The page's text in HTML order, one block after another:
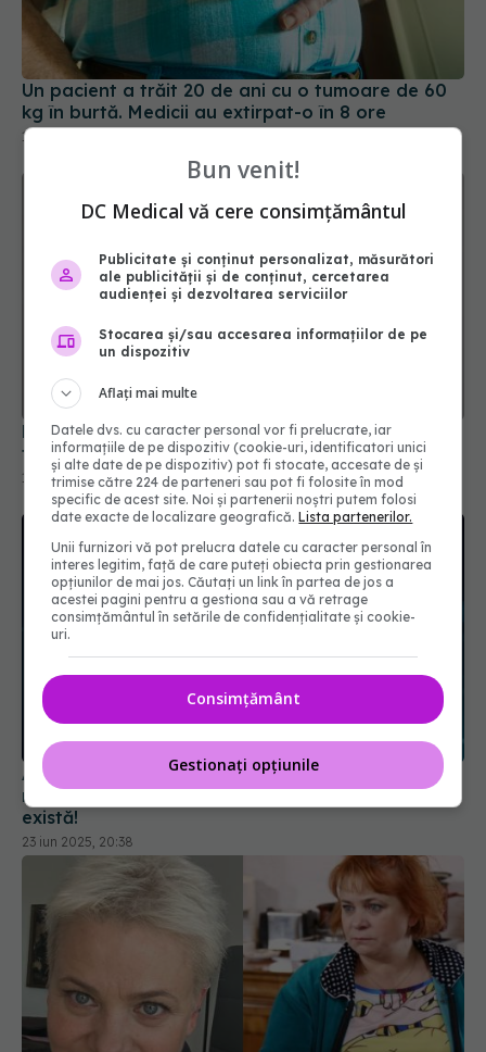
Un pacient a trăit 20 de ani cu o tumoare de 60
kg în burtă. Medicii au extirpat-o în 8 ore
16 ian 2026, 11:46
Este normal să îți tremure mâinile? De ce îți
tremură și când NU e vorba de Parkinson
14 apr 2026, 11:01
Ai dureri care nu trec? Ce este durerea
neuropatică și ce o oprește. Durerea fantomă
există!
23 iun 2025, 20:38
Bun venit!
DC Medical vă cere consimțământul
Publicitate și conținut personalizat, măsurători
ale publicității și de conținut, cercetarea
audienței și dezvoltarea serviciilor
Stocarea și/sau accesarea informațiilor de pe
un dispozitiv
Aflați mai multe
Datele dvs. cu caracter personal vor fi prelucrate, iar
informațiile de pe dispozitiv (cookie-uri, identificatori unici
și alte date de pe dispozitiv) pot fi stocate, accesate de și
trimise către 224 de parteneri sau pot fi folosite în mod
specific de acest site. Noi și partenerii noștri putem folosi
date exacte de localizare geografică.Lista partenerilor.
Unii furnizori vă pot prelucra datele cu caracter personal în
interes legitim, față de care puteți obiecta prin gestionarea
opțiunilor de mai jos. Căutați un link în partea de jos a
acestei pagini pentru a gestiona sau a vă retrage
consimțământul în setările de confidențialitate și cookie-
uri.
Consimțământ
Gestionați opțiunile